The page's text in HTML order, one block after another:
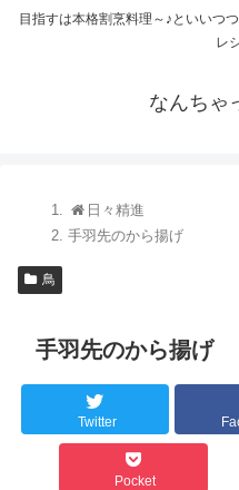
目指すは本格割烹料理～♪といいつ
レ
なんちゃ
日々精進
手羽先のから揚げ
鳥
手羽先のから揚げ
Twitter
Pocket